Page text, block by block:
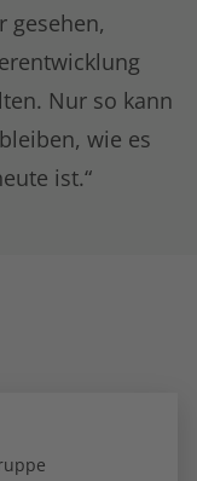
gesehen,
Nur so kann
wie es
ist.“